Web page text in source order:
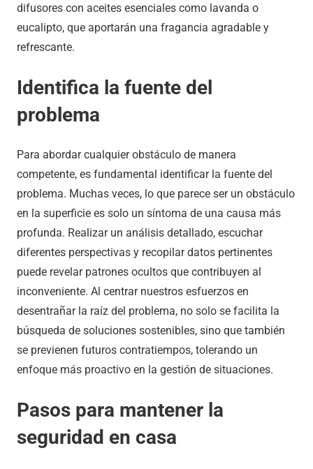
difusores con aceites esenciales como lavanda o
eucalipto, que aportarán una fragancia agradable y
refrescante.
Identifica la fuente del
problema
Para abordar cualquier obstáculo de manera
competente, es fundamental identificar la fuente del
problema. Muchas veces, lo que parece ser un obstáculo
en la superficie es solo un síntoma de una causa más
profunda. Realizar un análisis detallado, escuchar
diferentes perspectivas y recopilar datos pertinentes
puede revelar patrones ocultos que contribuyen al
inconveniente. Al centrar nuestros esfuerzos en
desentrañar la raíz del problema, no solo se facilita la
búsqueda de soluciones sostenibles, sino que también
se previenen futuros contratiempos, tolerando un
enfoque más proactivo en la gestión de situaciones.
Pasos para mantener la
seguridad en casa